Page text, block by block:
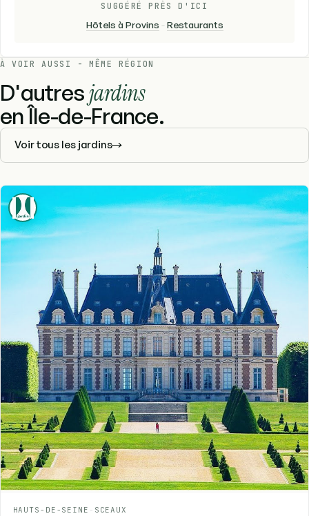
SUGGÉRÉ PRÈS D'ICI
Hôtels à Provins -Restaurants
À VOIR AUSSI - MÊME RÉGION
D'autresjardins
en Île-de-France.
Voir tous les jardins
HAUTS-DE-SEINE - SCEAUX